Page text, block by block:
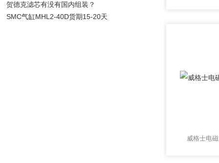
威格士电
贺德克滤芯有没有国内组装？
SMC气缸MHL2-40D货期15-20天